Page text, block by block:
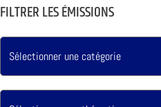
FILTRER LES ÉMISSIONS